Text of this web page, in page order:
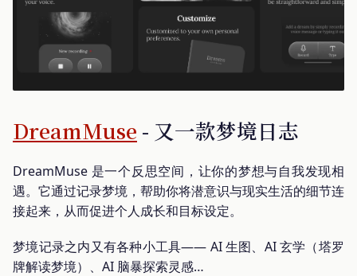
DreamMuse - 又一款梦境日志
DreamMuse 是一个反思空间，让你的梦想与自我发现相
遇。它通过记录梦境，帮助你将潜意识与现实生活的细节连
接起来，从而促进个人成长和目标设定。
梦境记录之内又有各种小工具—— AI 生图、AI 玄学（塔罗
牌解读梦境）、AI 脑暴探索灵感…